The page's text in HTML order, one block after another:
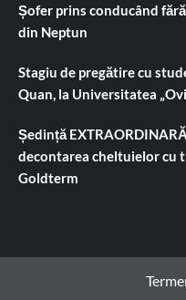
Șofer prins conducând
din Neptun
Stagiu de pregătire cu
Quan, la Universitatea
Ședință
decontarea cheltuielor cu
Goldterm